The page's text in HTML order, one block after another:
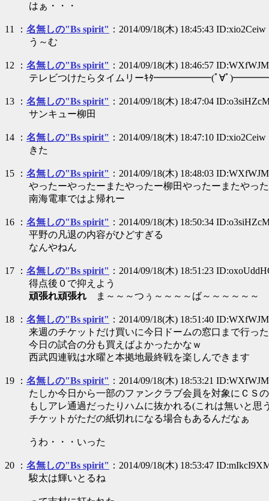
はぁ・・・
11 ： 名無しの"Bs spirit" ：2014/09/18(木) 18:45:43 ID:xio2Ceiw
う～む
12 ： 名無しの"Bs spirit" ：2014/09/18(木) 18:46:57
テレビつけたらタイムリーｷﾀ━━━━━━(ﾟ∀ﾟ
13 ： 名無しの"Bs spirit" ：2014/09/18(木) 18:47:04
サンキュー柳田
14 ： 名無しの"Bs spirit" ：2014/09/18(木) 18:47:10 ID:xio2Ceiw
きた
15 ： 名無しの"Bs spirit" ：2014/09/18(木) 18:48:03
やったーやったーまたやったー柳田やったーまたやっ
南海電車ではよ帰れー
16 ： 名無しの"Bs spirit" ：2014/09/18(木) 18:50:34
平野の凡退の内容がひどすぎる
なんやねん
17 ： 名無しの"Bs spirit" ：2014/09/18(木) 18:51:23
得点後０で抑えよう
頑張れ頑張れ ま～～～つぅ～～～～ば～～～～～～
18 ： 名無しの"Bs spirit" ：2014/09/18(木) 18:51:40
来週のチケットだけ買いに今日ドームの窓口まで行っ
今日の試合の分も買えばよかったかなｗ
西武四連戦は水曜と本拠地最終戦を楽しんできます
19 ： 名無しの"Bs spirit" ：2014/09/18(木) 18:53:21
たしか今日から一部のファンクラブ会員を対象にＣＳ
もしアレ通過だったりハムに抜かれる(これは無いと思
チケットがただの紙切れになる場合もあるんだなぁ
うわ・・・いった
20 ： 名無しの"Bs spirit" ：2014/09/18(木) 18:53:47
駿太は輝いとるね